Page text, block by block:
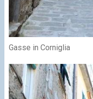
Gasse in Corniglia